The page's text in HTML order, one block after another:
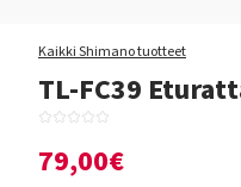
Kaikki Shimano tuotteet
TL-FC39
79,00€